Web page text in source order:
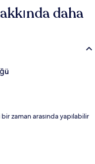
daha
zaman arasında yapılabilir